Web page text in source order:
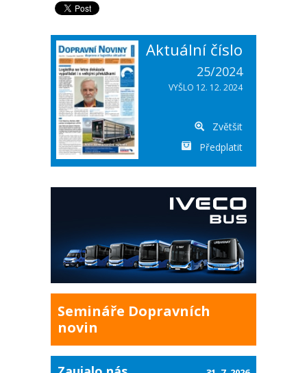
Aktuální číslo
25/2024
VYŠLO 12. 12. 2024
Zvětšit
Předplatit
Semináře Dopravních
novin